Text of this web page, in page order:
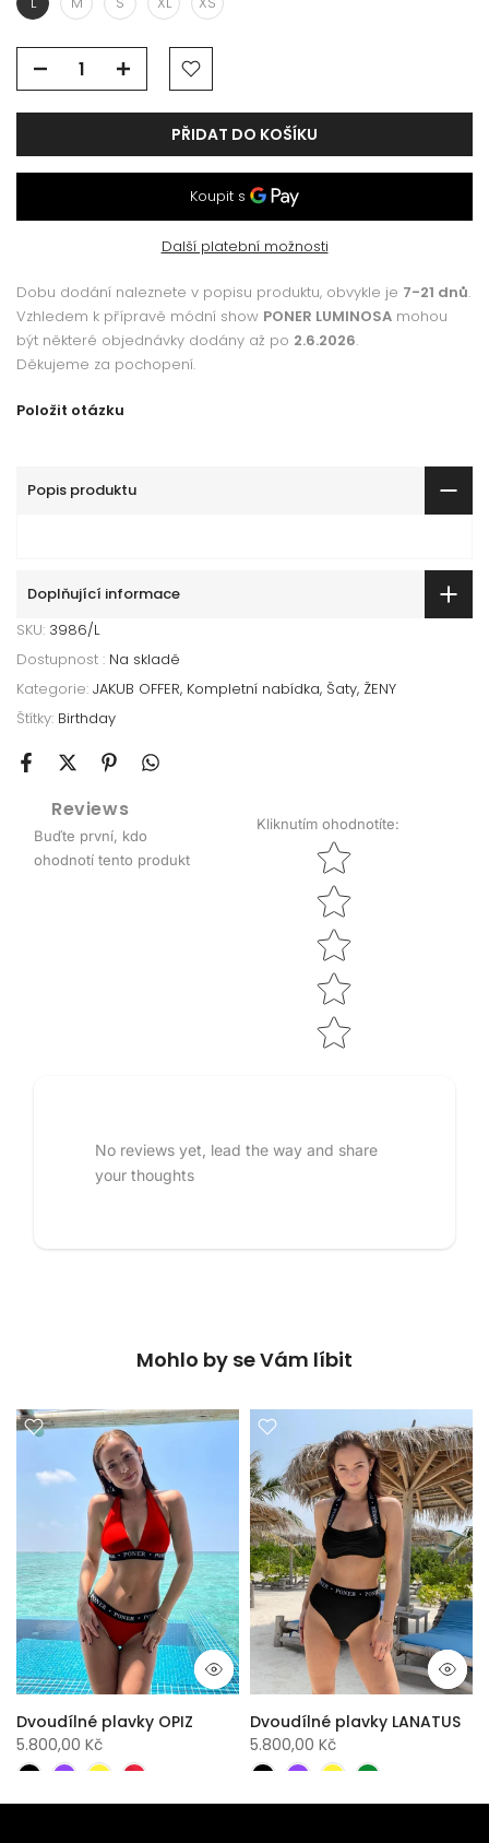
PŘIDAT DO KOŠÍKU
Další platební možnosti
Dobu dodání naleznete v popisu produktu, obvykle je 7-21 dnů.
Vzhledem k přípravě módní show PONER LUMINOSA mohou
být některé objednávky dodány až po 2.6.2026.
Děkujeme za pochopení.
Položit otázku
Popis produktu
Doplňující informace
SKU: 3986/L
Dostupnost : Na skladě
Kategorie: JAKUB OFFER Kompletní nabídka Šaty ŽENY
Štítky: Birthday
Reviews
Buďte první, kdo
ohodnotí tento produkt
Kliknutím ohodnotíte:
Star rating
No reviews yet, lead the way and share
your thoughts
Mohlo by se Vám líbit
Dvoudílné plavky OPIZ
5.800,00 Kč
Dvoudílné plavky LANATUS
5.800,00 Kč